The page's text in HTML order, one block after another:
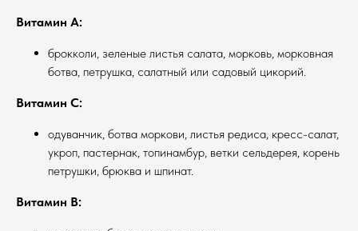
Витамин А:
брокколи, зеленые листья салата, морковь, морковная
ботва, петрушка, салатный или садовый цикорий.
Витамин С:
одуванчик, ботва моркови, листья редиса, кресс-салат,
укроп, пастернак, топинамбур, ветки сельдерея, корень
петрушки, брюква и шпинат.
Витамин В: